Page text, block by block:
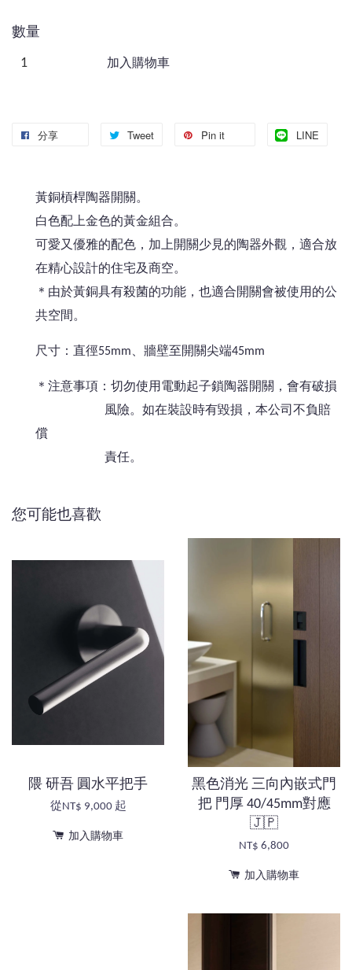
數量
加入購物車
分享 Tweet Pin it LINE
黃銅槓桿陶器開關。
白色配上金色的黃金組合。
可愛又優雅的配色，加上開關少見的陶器外觀，適合放
在精心設計的住宅及商空。
＊由於黃銅具有殺菌的功能，也適合開關會被使用的公
共空間。
尺寸：直徑55mm、牆壁至開關尖端45mm
＊注意事項：切勿使用電動起子鎖陶器開關，會有破損
風險。如在裝設時有毀損，本公司不負賠
償
責任。
您可能也喜歡
隈 研吾 圓水平把手
從NT$ 9,000 起
加入購物車
黑色消光 三向內嵌式門
把 門厚 40/45mm對應
🇯🇵
NT$ 6,800
加入購物車